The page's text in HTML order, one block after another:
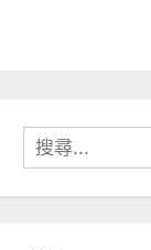
搜
尋
關